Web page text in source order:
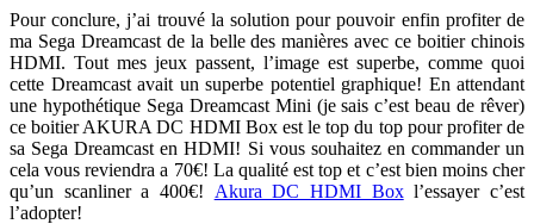
Pour conclure, j’ai trouvé la solution pour pouvoir enfin profiter de
ma Sega Dreamcast de la belle des manières avec ce boitier chinois
HDMI. Tout mes jeux passent, l’image est superbe, comme quoi
cette Dreamcast avait un superbe potentiel graphique! En attendant
une hypothétique Sega Dreamcast Mini (je sais c’est beau de rêver)
ce boitier AKURA DC HDMI Box est le top du top pour profiter de
sa Sega Dreamcast en HDMI! Si vous souhaitez en commander un
cela vous reviendra a 70€! La qualité est top et c’est bien moins cher
qu’un scanliner a 400€! Akura DC HDMI Boxl’essayer c’est
l’adopter!